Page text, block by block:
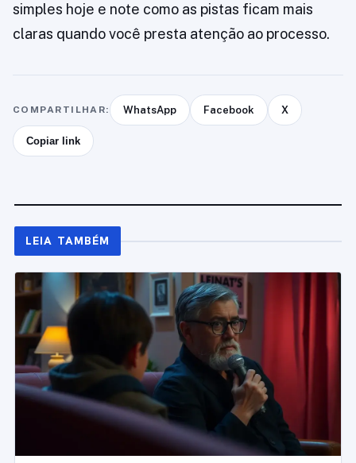
simples hoje e note como as pistas ficam mais
claras quando você presta atenção ao processo.
COMPARTILHAR: WhatsApp Facebook X
Copiar link
LEIA TAMBÉM